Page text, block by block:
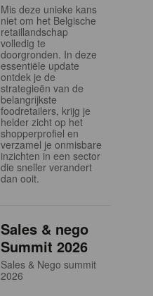
Mis deze unieke kans
niet om het Belgische
retaillandschap
volledig te
doorgronden. In deze
essentiële update
ontdek je de
strategieën van de
belangrijkste
foodretailers, krijg je
helder zicht op het
shopperprofiel en
verzamel je onmisbare
inzichten in een sector
die sneller verandert
dan ooit.
Sales & nego
Summit 2026
Sales & Nego summit
2026